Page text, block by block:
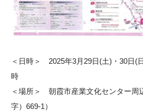
＜日時＞ 2025年3月29日(土)・30日(
時
＜場所＞ 朝霞市産業文化センター周
字）669-1）